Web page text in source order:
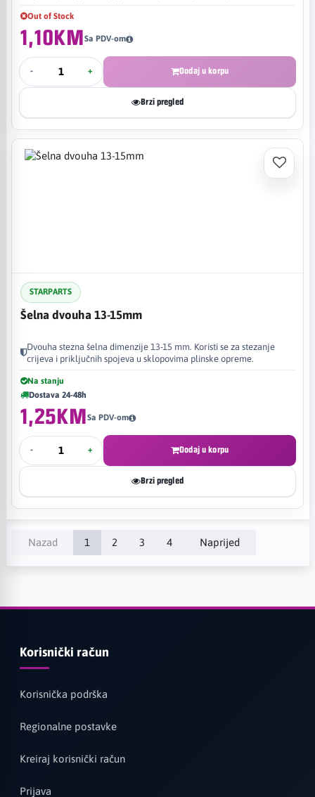
Out of Stock
1,10KMSa PDV-om
- + Dodaj u korpu
Brzi pregled
STARPARTS
Šelna dvouha 13-15mm
Dvouha stezna šelna dimenzije 13-15 mm. Koristi se za stezanje
crijeva i priključnih spojeva u sklopovima plinske opreme.
Na stanju
Dostava 24-48h
1,25KMSa PDV-om
- + Dodaj u korpu
Brzi pregled
Nazad 1 2 3 4 Naprijed
Korisnički račun
Korisnička podrška
Regionalne postavke
Kreiraj korisnički račun
Prijava